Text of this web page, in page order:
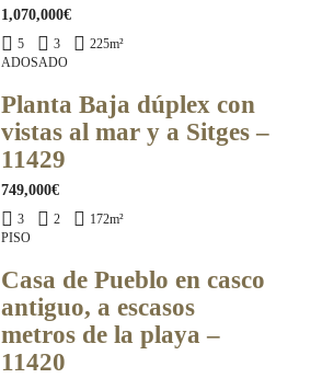
1,070,000€
5 3 225m²
ADOSADO
Planta Baja dúplex con
vistas al mar y a Sitges –
11429
749,000€
3 2 172m²
PISO
Casa de Pueblo en casco
antiguo, a escasos
metros de la playa –
11420